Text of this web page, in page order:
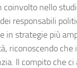
coinvolto nello
responsabili
in strategie più
riconoscendo
Il compito che